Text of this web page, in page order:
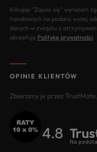
Klikając "Zapisz się" wyrażam
handlowych na podany wyżej
danych w związku z
akceptuję Politykę prywatności
OPINIE KLIENTÓW
Zbieramy je przez